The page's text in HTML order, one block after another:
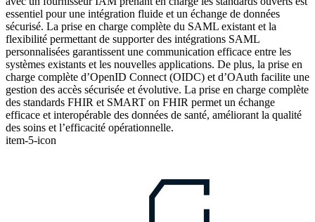
essentiel pour une intégration fluide et un échange de données
sécurisé. La prise en charge complète du SAML existant et la
flexibilité permettant de supporter des intégrations SAML
personnalisées garantissent une communication efficace entre les
systèmes existants et les nouvelles applications. De plus, la prise en
charge complète d’OpenID Connect (OIDC) et d’OAuth facilite une
gestion des accès sécurisée et évolutive. La prise en charge complète
des standards FHIR et SMART on FHIR permet un échange
efficace et interopérable des données de santé, améliorant la qualité
des soins et l’efficacité opérationnelle.
item-5-icon